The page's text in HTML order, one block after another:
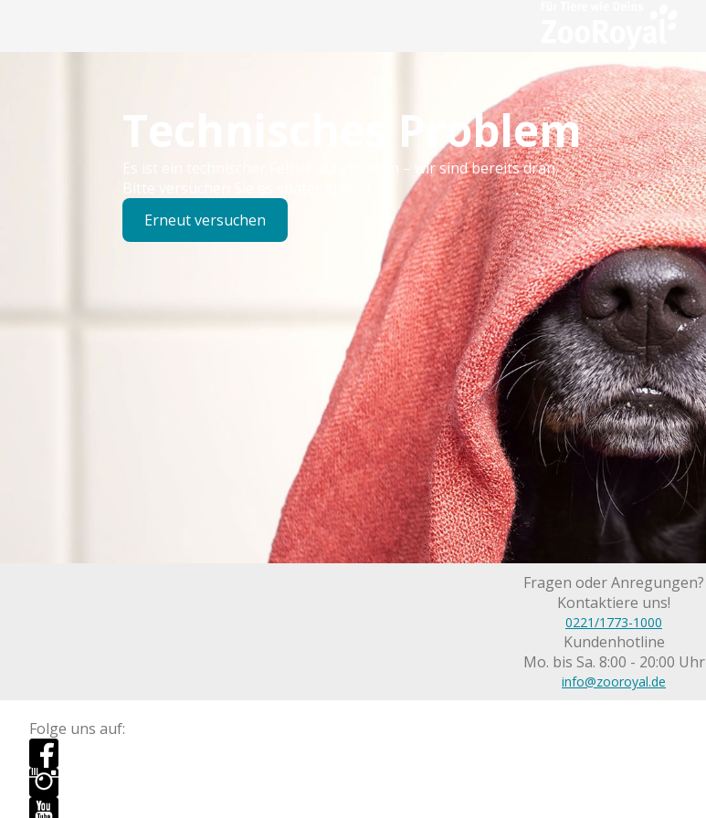
Technisches Problem
Es ist ein technischer Fehler aufgetreten – wir sind bereits dran.
Bitte versuchen Sie es später erneut.
Erneut versuchen
Fragen oder Anregungen?
Kontaktiere uns!
0221/1773-1000
Kundenhotline
Mo. bis Sa. 8:00 - 20:00 Uhr
info@zooroyal.de
Folge uns auf: